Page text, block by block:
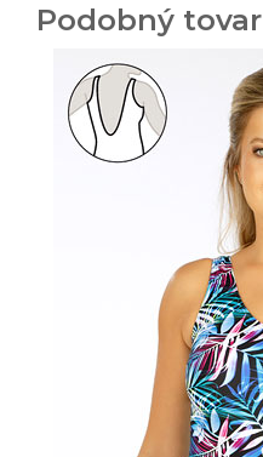
Podobný tovar